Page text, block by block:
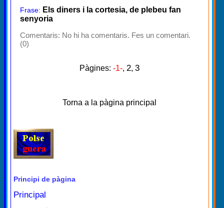
Frase: Els diners i la cortesia, de plebeu fan
senyoria
Comentaris: No hi ha comentaris. Fes un comentari.
(0)
Pàgines: -1-, 2, 3
Torna a la pàgina principal
Principi de pàgina
Principal